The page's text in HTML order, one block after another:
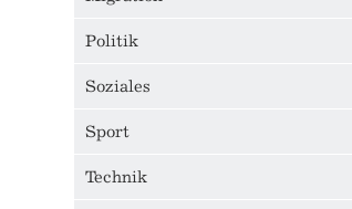
Politik
Soziales
Sport
Technik